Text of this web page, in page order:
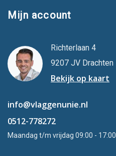
Mijn account
Richterlaan 4
9207 JV Drachten
Bekijk op kaart
info@vlaggenunie.nl
0512-778272
Maandag t/m vrijdag 09:00 - 17:00